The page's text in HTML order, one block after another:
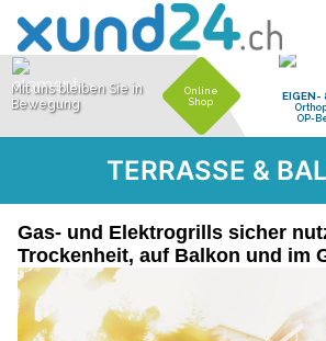
TERRASSE &
Gas- und Elektrogrills sicher
Trockenheit, auf Balkon und im